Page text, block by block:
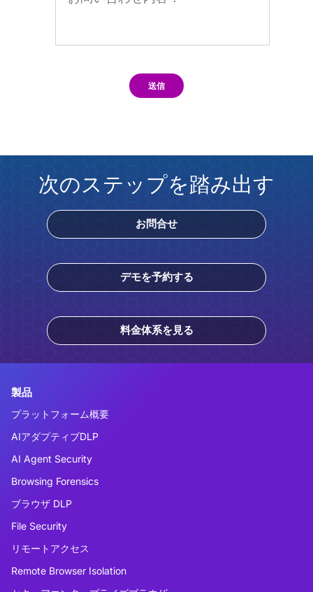
送信
次のステップを踏み出す
お問合せ
デモを予約する
料金体系を見る
製品
プラットフォーム概要
AIアダプティブDLP
AI Agent Security
Browsing Forensics
ブラウザ DLP
File Security
リモートアクセス
Remote Browser Isolation